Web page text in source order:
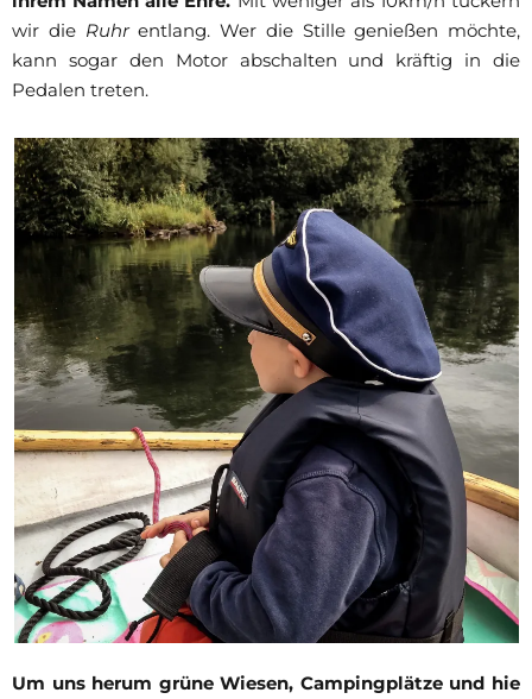
wir die Ruhrentlang. Wer die Stille genießen möchte,
kann sogar den Motor abschalten und kräftig in die
Pedalen treten.
Um uns herum grüne Wiesen, Campingplätze und hie